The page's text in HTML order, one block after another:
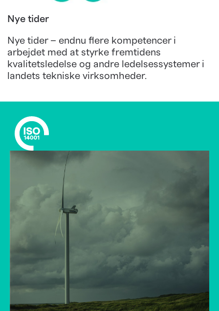
Nye tider
Nye tider – endnu flere kompetencer i
arbejdet med at styrke fremtidens
kvalitetsledelse og andre ledelsessystemer i
landets tekniske virksomheder.